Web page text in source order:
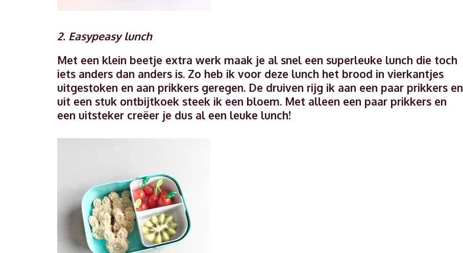
2. Easypeasy lunch
Met een klein beetje extra werk maak je al snel een superleuke lunch die toch
iets anders dan anders is. Zo heb ik voor deze lunch het brood in vierkantjes
uitgestoken en aan prikkers geregen. De druiven rijg ik aan een paar prikkers en
uit een stuk ontbijtkoek steek ik een bloem. Met alleen een paar prikkers en
een uitsteker creëer je dus al een leuke lunch!